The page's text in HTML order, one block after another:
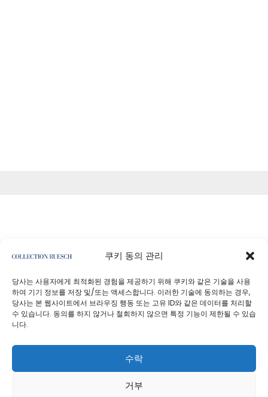
쿠키 동의 관리
당사는 사용자에게 최적화된 경험을 제공하기 위해 쿠키와 같은 기술을 사용
하여 기기 정보를 저장 및/또는 액세스합니다. 이러한 기술에 동의하는 경우,
당사는 본 웹사이트에서 브라우징 행동 또는 고유 ID와 같은 데이터를 처리할
수 있습니다. 동의를 하지 않거나 철회하지 않으면 특정 기능이 제한될 수 있습
니다.
수락
거부
사업자 정보